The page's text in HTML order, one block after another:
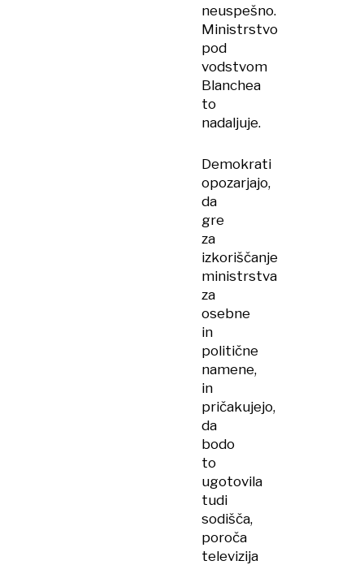
neuspešno.
Ministrstvo
pod
vodstvom
Blanchea
to
nadaljuje.
Demokrati
opozarjajo,
da
gre
za
izkoriščanje
ministrstva
za
osebne
in
politične
namene,
in
pričakujejo,
da
bodo
to
ugotovila
tudi
sodišča,
poroča
televizija